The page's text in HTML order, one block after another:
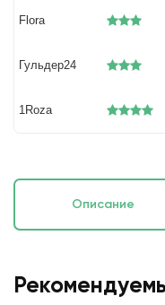
Flora
Гульдер24
1Roza
Описание